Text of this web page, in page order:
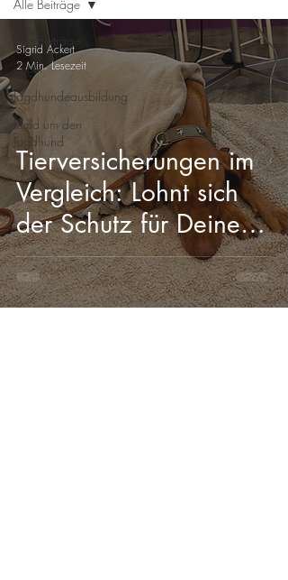
Alle Beiträge
Zucht
Jagdhundeausbildung
Rund um den
Jagdhund
Alle Beiträge
Tierversicherungen im
Vergleich: Lohnt sich
der Schutz für Deinen
Liebling?
Sigrid Ackert
2 Min. Lesezeit